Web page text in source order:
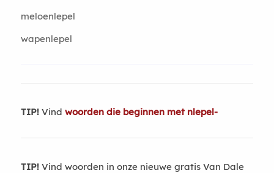
meloenlepel
wapenlepel
TIP!Vind woorden die beginnen met nlepel-
TIP!Vind woorden in onze nieuwe gratis Van Dale